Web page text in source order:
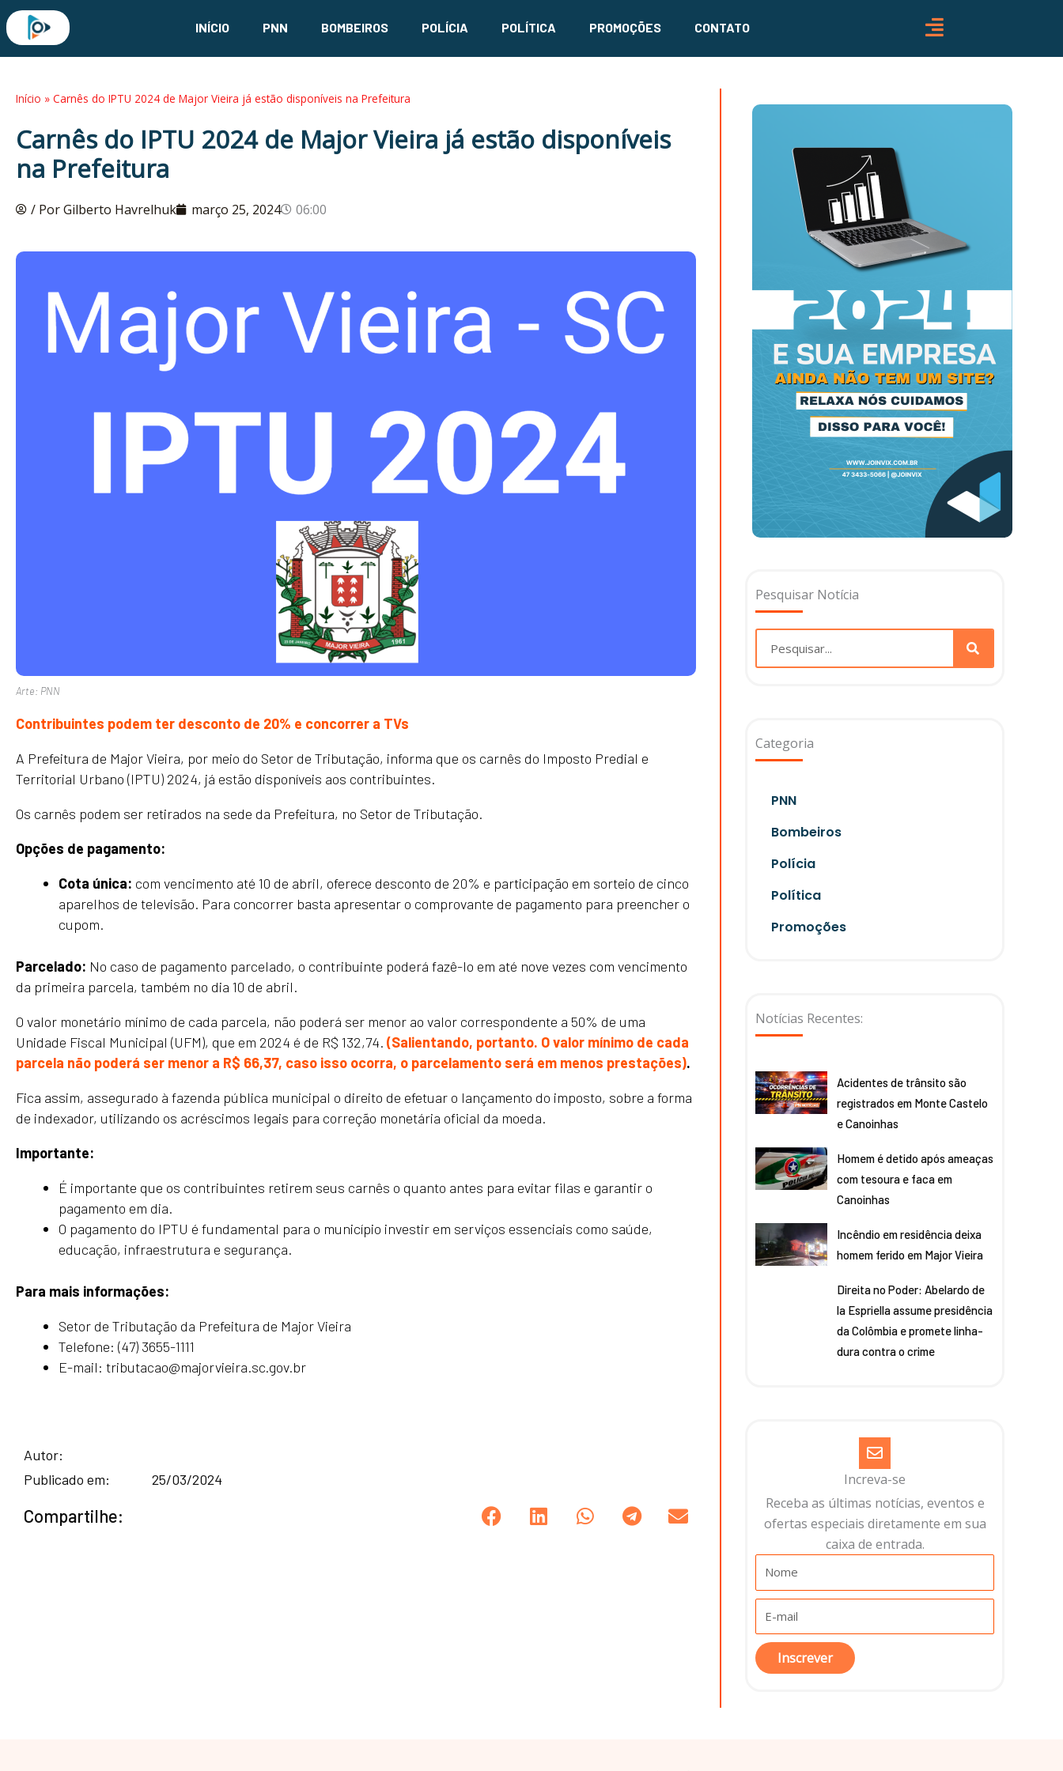
para
INÍCIO PNN BOMBEIROS POLÍCIA POLÍTICA PROMOÇÕES CONTATO
Início » Carnês do IPTU 2024 de Major Vieira já estão disponíveis na Prefeitura
Carnês do IPTU 2024 de Major Vieira já estão disponíveis
na Prefeitura
/ Por Gilberto Havrelhuk março 25, 2024 06:00
Arte: PNN
Contribuintes podem ter desconto de 20% e concorrer a TVs
A Prefeitura de Major Vieira, por meio do Setor de Tributação, informa que os carnês do Imposto Predial e
Territorial Urbano (IPTU) 2024, já estão disponíveis aos contribuintes.
Os carnês podem ser retirados na sede da Prefeitura, no Setor de Tributação.
Opções de pagamento:
Cota única: com vencimento até 10 de abril, oferece desconto de 20% e participação em sorteio de cinco
aparelhos de televisão. Para concorrer basta apresentar o comprovante de pagamento para preencher o
cupom.
Parcelado: No caso de pagamento parcelado, o contribuinte poderá fazê-lo em até nove vezes com vencimento
da primeira parcela, também no dia 10 de abril.
O valor monetário mínimo de cada parcela, não poderá ser menor ao valor correspondente a 50% de uma
Unidade Fiscal Municipal (UFM), que em 2024 é de R$ 132,74. (Salientando, portanto. O valor mínimo de cada
parcela não poderá ser menor a R$ 66,37, caso isso ocorra, o parcelamento será em menos prestações).
Fica assim, assegurado à fazenda pública municipal o direito de efetuar o lançamento do imposto, sobre a forma
de indexador, utilizando os acréscimos legais para correção monetária oficial da moeda.
Importante:
É importante que os contribuintes retirem seus carnês o quanto antes para evitar filas e garantir o
pagamento em dia.
O pagamento do IPTU é fundamental para o município investir em serviços essenciais como saúde,
educação, infraestrutura e segurança.
Para mais informações:
Setor de Tributação da Prefeitura de Major Vieira
Telefone: (47) 3655-1111
E-mail: tributacao@majorvieira.sc.gov.br
Autor:
Publicado em:
25/03/2024
Compartilhe:
Pesquisar Notícia
Categoria
PNN
Bombeiros
Polícia
Política
Promoções
Notícias Recentes:
Acidentes de trânsito são
registrados em Monte Castelo
e Canoinhas
Homem é detido após ameaças
com tesoura e faca em
Canoinhas
Incêndio em residência deixa
homem ferido em Major Vieira
Direita no Poder: Abelardo de
la Espriella assume presidência
da Colômbia e promete linha-
dura contra o crime
Increva-se
Receba as últimas notícias, eventos e
ofertas especiais diretamente em sua
caixa de entrada.​
Inscrever